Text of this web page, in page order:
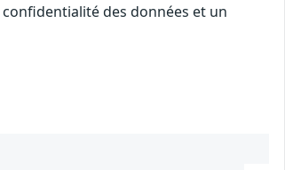
des données et un